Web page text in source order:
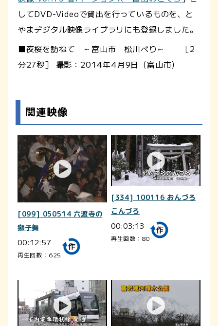
してDVD-Videoで貸出を行っているものを、と
やまデジタル映像ライブラリにも登録しました。
■夜桜を訪ねて ～富山市 松川べり～ ［2
分27秒］ 撮影：2014年4月9日（富山市）
関連映像
[099] 050514 六渡寺の
獅子舞
00:12:57
再生回数：625
[334] 100116 おんづろ
こんづろ
00:03:13
再生回数：80